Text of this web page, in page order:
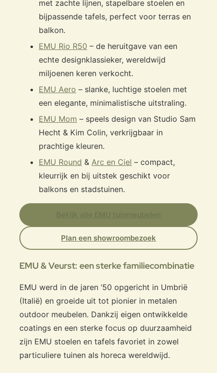
met zachte lijnen, stapelbare stoelen en
bijpassende tafels, perfect voor terras en
balkon.
EMU Rio R50 – de heruitgave van een
echte designklassieker, wereldwijd
miljoenen keren verkocht.
EMU Aero – slanke, luchtige stoelen met
een elegante, minimalistische uitstraling.
EMU Mom – speels design van Studio Sam
Hecht & Kim Colin, verkrijgbaar in
prachtige kleuren.
EMU Round & Arc en Ciel – compact,
kleurrijk en bij uitstek geschikt voor
balkons en stadstuinen.
Plan een showroombezoek
EMU & Veurst: een sterke familiecombinatie
EMU werd in de jaren ’50 opgericht in Umbrië
(Italië) en groeide uit tot pionier in metalen
outdoor meubelen. Dankzij eigen ontwikkelde
coatings en een sterke focus op duurzaamheid
zijn EMU stoelen en tafels favoriet in zowel
particuliere tuinen als horeca wereldwijd.